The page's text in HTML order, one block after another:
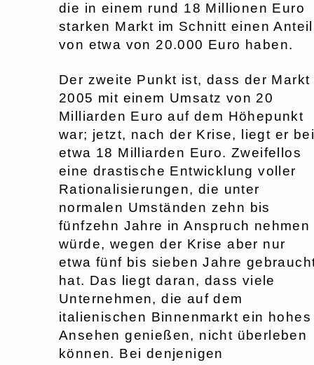
die in einem rund 18 Millionen Euro
starken Markt im Schnitt einen Anteil
von etwa von 20.000 Euro haben.
Der zweite Punkt ist, dass der Markt
2005 mit einem Umsatz von 20
Milliarden Euro auf dem Höhepunkt
war; jetzt, nach der Krise, liegt er bei
etwa 18 Milliarden Euro. Zweifellos
eine drastische Entwicklung voller
Rationalisierungen, die unter
normalen Umständen zehn bis
fünfzehn Jahre in Anspruch nehmen
würde, wegen der Krise aber nur
etwa fünf bis sieben Jahre
hat. Das liegt daran, dass viele
Unternehmen, die auf dem
italienischen Binnenmarkt ein hohes
Ansehen genießen, nicht überleben
können. Bei denjenigen